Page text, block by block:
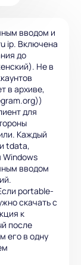
вводом и
ip. Включена
до
Не в
в архиве,
для
Каждый
tdata,
Windows
вводом
portable-
скачать с
к
после
его в одну